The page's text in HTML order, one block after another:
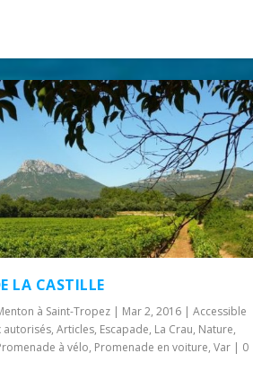
LA CASTILLE
à Saint-Tropez | Mar 2, 2016 |Accessible
autorisés,Articles, Escapade, La Crau, Nature,
à vélo, Promenade en voiture,Var | 0